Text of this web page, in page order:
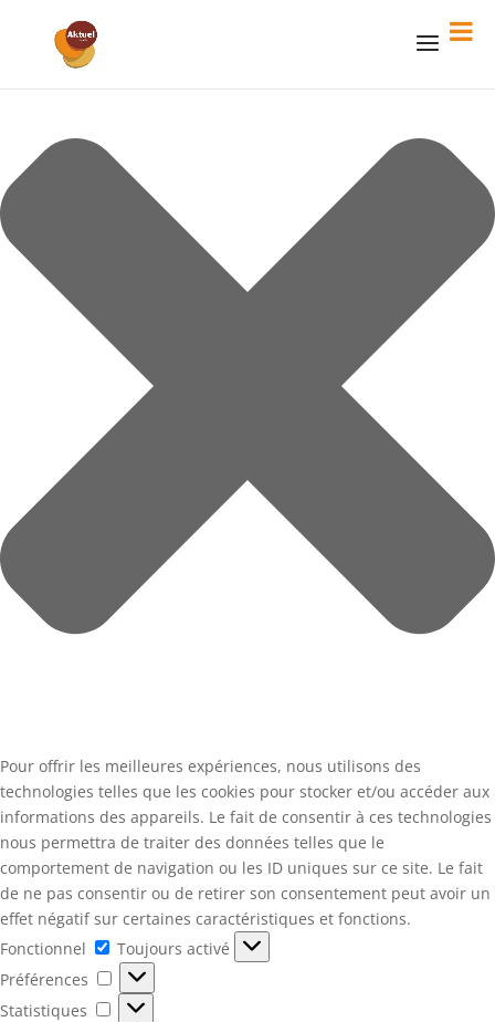
Pour offrir les meilleures expériences, nous utilisons des
technologies telles que les cookies pour stocker et/ou accéder aux
informations des appareils. Le fait de consentir à ces technologies
nous permettra de traiter des données telles que le
comportement de navigation ou les ID uniques sur ce site. Le fait
de ne pas consentir ou de retirer son consentement peut avoir un
effet négatif sur certaines caractéristiques et fonctions.
Fonctionnel
Fonctionnel
Toujours activé
Préférences
Préférences
Statistiques
Statistiques